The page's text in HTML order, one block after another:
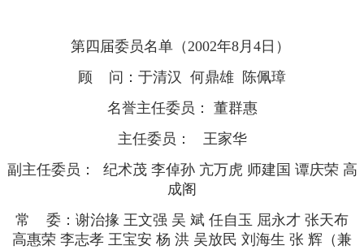
第四届委员名单（2002年8月4日）
顾 问：于清汉 何鼎雄 陈佩璋
名誉主任委员： 董群惠
主任委员： 王家华
副主任委员： 纪术茂 李倬孙 亢万虎 师建国 谭庆荣 高
成阁
常 委：谢治掾 王文强 吴 斌 任自玉 屈永才 张天布
高惠荣 李志孝 王宝安 杨 洪 吴放民 刘海生 张 辉（兼